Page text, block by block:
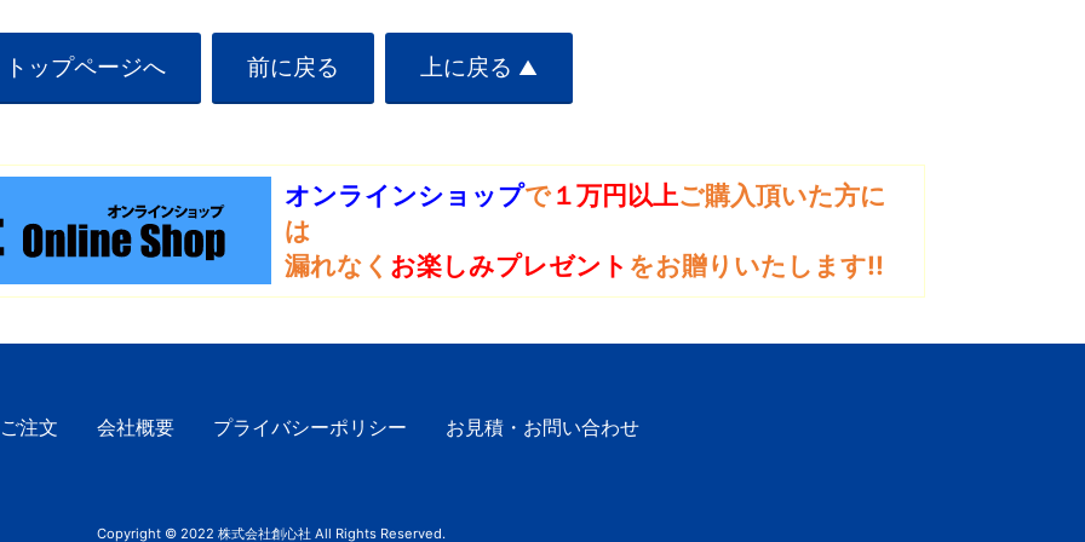
トップページへ 前に戻る 上に戻る ▲
オンラインショップで１万円以上ご購入頂いた方に
は
漏れなく お楽しみプレゼント をお贈りいたします!!
ご注文 会社概要 プライバシーポリシー お見積・お問い合わせ
Copyright © 2022 株式会社創心社 All Rights Reserved.